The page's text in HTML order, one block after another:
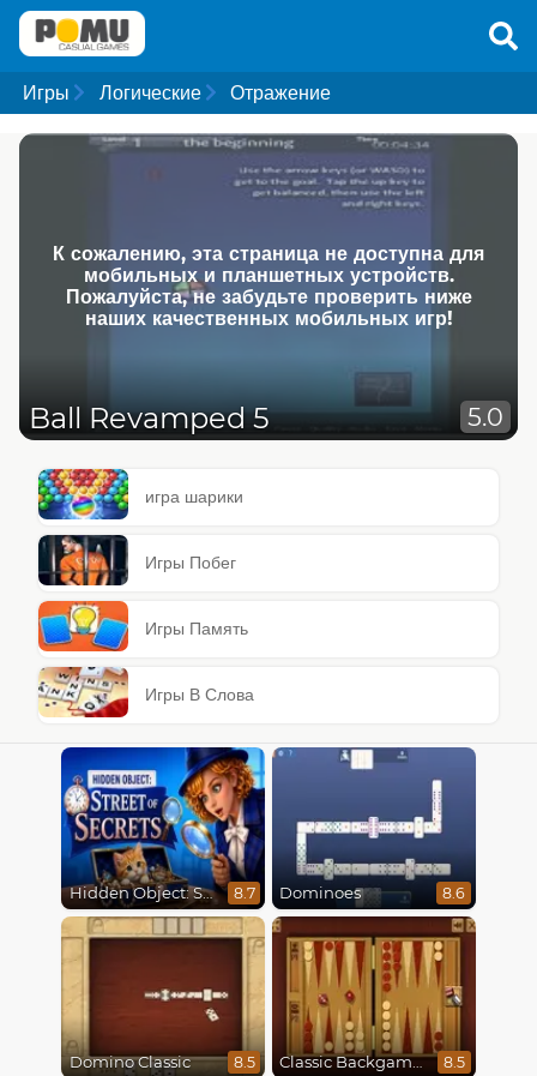
Игры Логические Отражение
К сожалению, эта страница не доступна для
мобильных и планшетных устройств.
Пожалуйста, не забудьте проверить ниже
наших качественных мобильных игр!
Ball Revamped 5 5.0
игра шарики
Игры Побег
Игры Память
Игры В Слова
Hidden Object: Street Of Secrets 8.7 Dominoes 8.6
Domino Classic 8.5 Classic Backgammon 8.5